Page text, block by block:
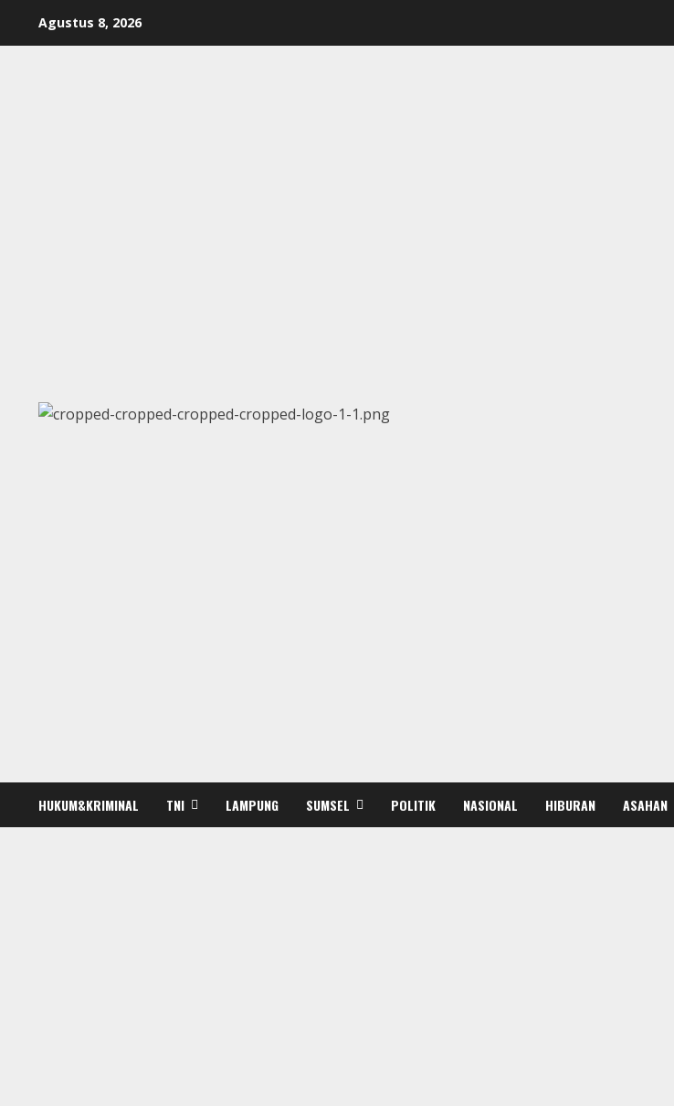
Agustus 8, 2026
HUKUM&KRIMINAL TNI LAMPUNG SUMSEL POLITIK NASIONAL HIBURAN ASAHAN